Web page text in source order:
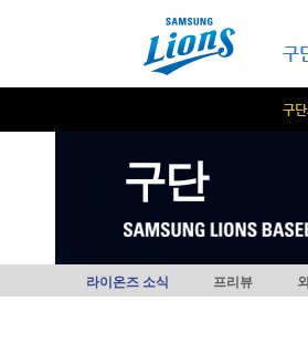
구
구
구단
라이온즈 소식 프리뷰